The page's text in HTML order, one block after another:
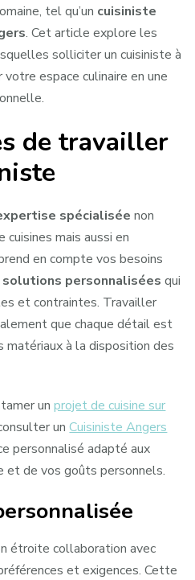
tel qu’un cuisiniste
. Cet article explore les
solliciter un cuisiniste à
espace culinaire en une
de travailler
spécialisée non
mais aussi en
en compte vos besoins
solutions personnalisées qui
et contraintes. Travailler
que chaque détail est
matériaux à la disposition des
unprojet de cuisine sur
unCuisiniste Angers
personnalisé adapté aux
et de vos goûts personnels.
étroite collaboration avec
et exigences. Cette